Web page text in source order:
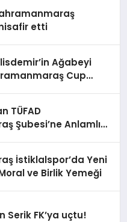
etti
Ağabeyi
Cup
TÜFAD
Şubesi’ne Anlamlı
İstiklalspor’da Yeni
ve Birlik Yemeği
Serik FK’ya uçtu!